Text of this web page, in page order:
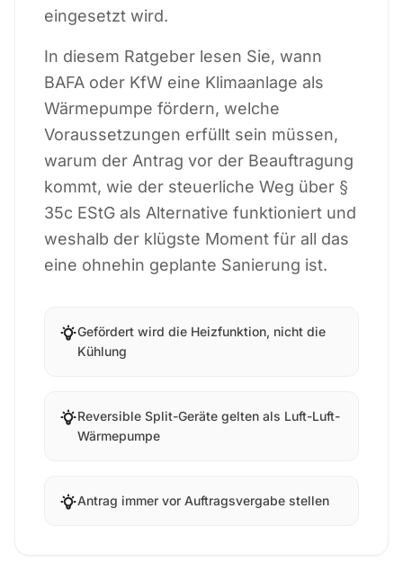
eingesetzt wird.
In diesem Ratgeber lesen Sie, wann
BAFA oder KfW eine Klimaanlage als
Wärmepumpe fördern, welche
Voraussetzungen erfüllt sein müssen,
warum der Antrag vor der Beauftragung
kommt, wie der steuerliche Weg über §
35c EStG als Alternative funktioniert und
weshalb der klügste Moment für all das
eine ohnehin geplante Sanierung ist.
Gefördert wird die Heizfunktion, nicht die
Kühlung
Reversible Split-Geräte gelten als Luft-Luft-
Wärmepumpe
Antrag immer vor Auftragsvergabe stellen